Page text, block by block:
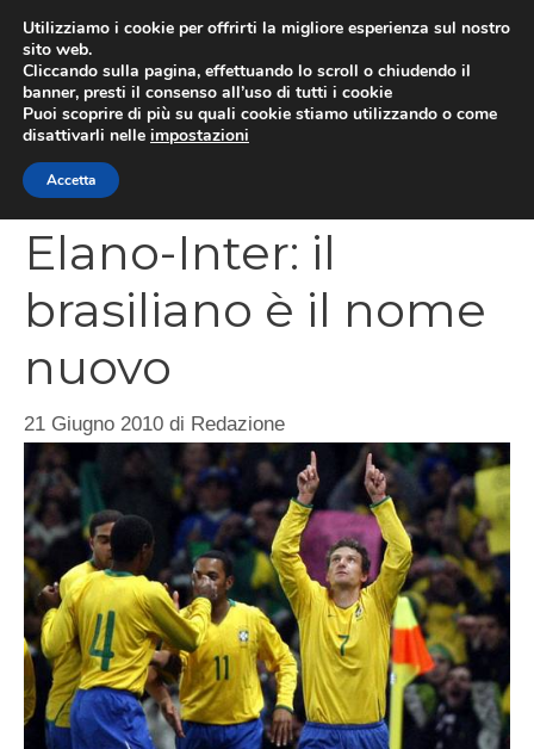
contenuto
Elano-Inter: il
brasiliano è il nome
nuovo
21 Giugno 2010 di Redazione
Utilizziamo i cookie per offrirti la migliore esperienza sul nostro
sito web.
Cliccando sulla pagina, effettuando lo scroll o chiudendo il
banner, presti il consenso all’uso di tutti i cookie
Puoi scoprire di più su quali cookie stiamo utilizzando o come
disattivarli nelle impostazioni
Accetta